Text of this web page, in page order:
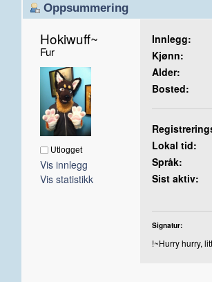
Oppsummering
Hokiwuff~
Fur
Utlogget
Vis innlegg
Vis statistikk
Innlegg:
Kjønn:
Alder:
Bosted:
Lokal tid:
Språk:
Sist aktiv:
Signatur:
!~Hurry hurry,